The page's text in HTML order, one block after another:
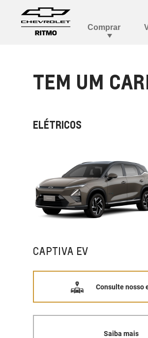
TEM UM
ELÉTRICOS
CAPTIVA EV
Consulte nosso
Saiba mais